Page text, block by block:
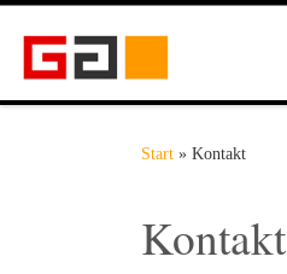
Zum Inhalt springen
Start » Kontakt
Kontakt